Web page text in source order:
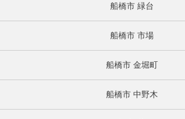
船橋市 緑台
船橋市 市場
船橋市 金堀町
船橋市 中野木